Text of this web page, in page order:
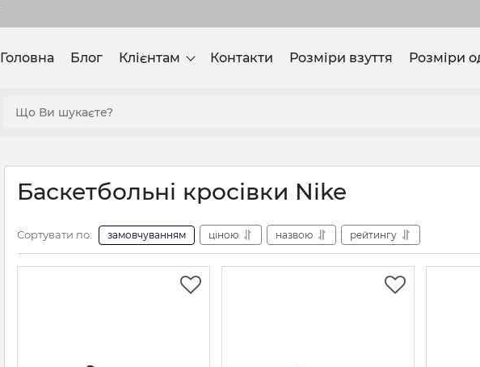
Головна Блог Клієнтам Контакти Розміри взуття Розміри
Баскетбольні кросівки Nike
Сортувати по: замовчуванням ціною назвою рейтингу